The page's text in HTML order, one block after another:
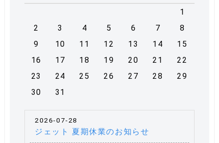
1
2
3 4 5 6 7
8
9
10 11 12 13 14
15
16
17 18 19 20 21
22
23
24 25 26 27 28
29
30
31
2026-07-28
ジェット 夏期休業のお知らせ